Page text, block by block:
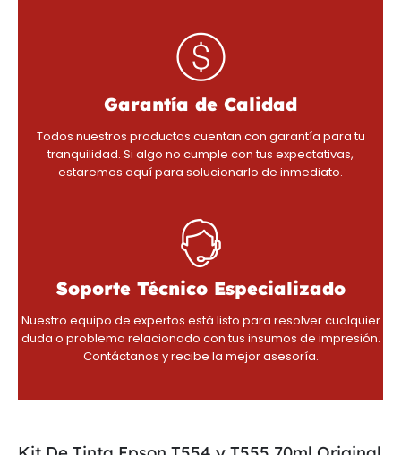
Garantía de Calidad
Todos nuestros productos cuentan con garantía para tu
tranquilidad. Si algo no cumple con tus expectativas,
estaremos aquí para solucionarlo de inmediato.
Soporte Técnico Especializado
Nuestro equipo de expertos está listo para resolver cualquier
duda o problema relacionado con tus insumos de impresión.
Contáctanos y recibe la mejor asesoría.